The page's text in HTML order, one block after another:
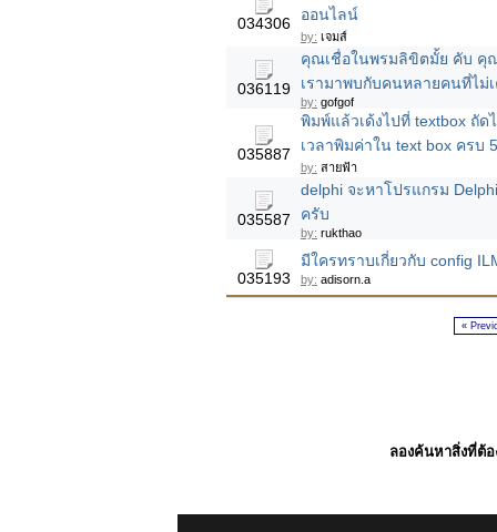
034306
ออนไลน์
by: เจมส์
036119
คุณเชื่อในพรมลิขิตมั้ย คับ คุ
เรามาพบกับคนหลายคนที่ไม่
by: gofgof
035887
พิมพ์แล้วเด้งไปที่ textbox ถั
เวลาพิมค่าใน text box ครบ
by: สายฟ้า
035587
delphi จะหาโปรแกรม
ครับ
by: rukthao
035193
มีใครทราบเกี่ยวกับ config
by: adisorn.a
«
ลองค้นหาสิ่งที่ต้อ